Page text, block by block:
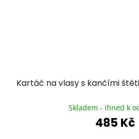
Kartáč na vlasy s kančími
je
Skladem - ihned k
485 Kč